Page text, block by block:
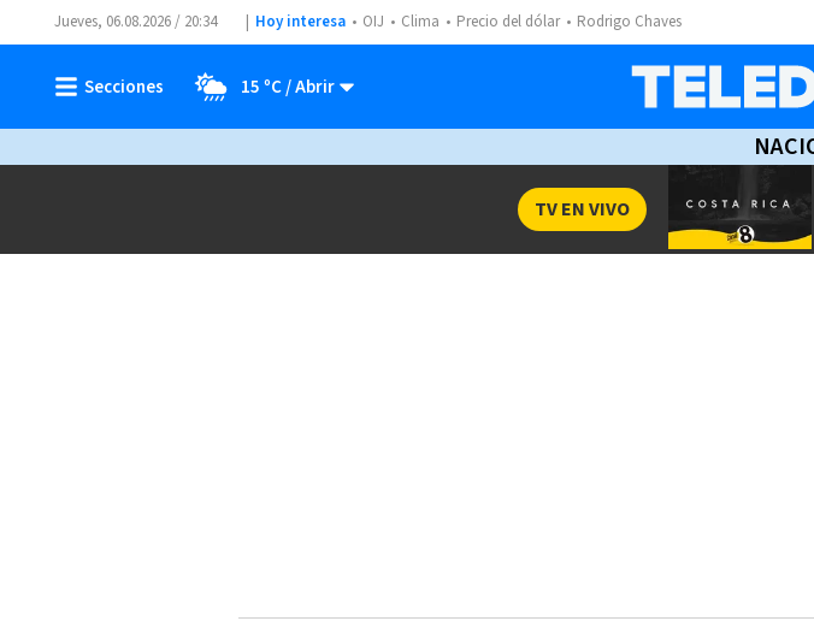
Jueves, 06.08.2026 / 20:34 Hoy interesa OIJ Clima Precio del dólar Rodrigo Chaves
15 ºC
TV EN VIVO